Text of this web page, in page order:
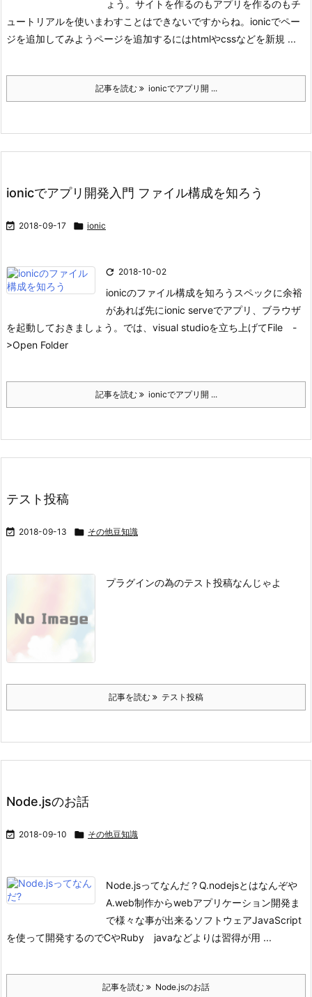
ょう。 サイトを作るのもアプリを作るのもチ
ュートリアルを使いまわすことはできないですからね。 ionicでペー
ジを追加してみようページを追加するにはhtmlやcssなどを新規 ...
記事を読む ionicでアプリ開 ...
ionicでアプリ開発入門 ファイル構成を知ろう
 2018-09-17  ionic
 2018-10-02
ionicのファイル構成を知ろう スペックに余裕
があれば先にionic serveでアプリ、ブラウザ
を起動しておきましょう。 では、visual studioを立ち上げてFile -
>Open Folder
記事を読む ionicでアプリ開 ...
テスト投稿
 2018-09-13  その他豆知識
プラグインの為のテスト投稿なんじゃよ
記事を読む テスト投稿
Node.jsのお話
 2018-09-10  その他豆知識
Node.jsってなんだ？Q.nodejsとはなんぞや
A.web制作からwebアプリケーション開発ま
で様々な事が出来るソフトウェアJavaScript
を使って開発するのでCやRuby javaなどよりは習得が用 ...
記事を読む Node.jsのお話